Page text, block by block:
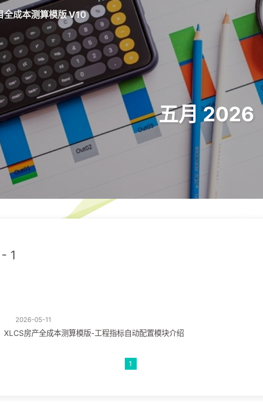
全成本测算模版 V10
五月 2026
1
2026-05-11
XLCS房产全成本测算模版-工程指标自动配置模块介绍
1